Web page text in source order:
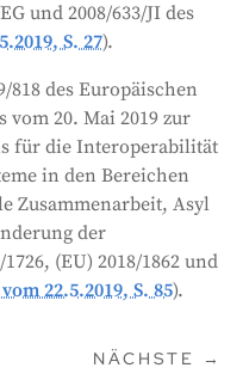
und 2008/633/JI des
S. 27).
818 des Europäischen
vom 20. Mai 2019 zur
für die Interoperabilität
in den Bereichen
Zusammenarbeit, Asyl
der
(EU) 2018/1862 und
22.5.2019, S. 85).
NÄCHSTE →